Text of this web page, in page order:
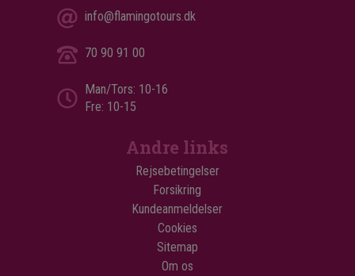
info@flamingotours.dk
70 90 91 00
Man/Tors: 10-16
Fre: 10-15
Andre links
Rejsebetingelser
Forsikring
Kundeanmeldelser
Cookies
Sitemap
Om os